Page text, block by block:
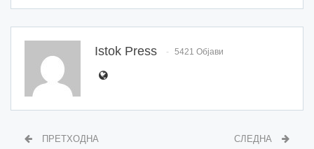
Istok Press 5421 Објави
ПРЕТХОДНА СЛЕДНА